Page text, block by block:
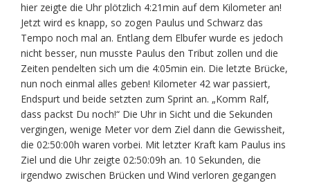
hier zeigte die Uhr plötzlich 4:21min auf dem Kilometer an!
Jetzt wird es knapp, so zogen Paulus und Schwarz das
Tempo noch mal an. Entlang dem Elbufer wurde es jedoch
nicht besser, nun musste Paulus den Tribut zollen und die
Zeiten pendelten sich um die 4:05min ein. Die letzte Brücke,
nun noch einmal alles geben! Kilometer 42 war passiert,
Endspurt und beide setzten zum Sprint an. „Komm Ralf,
dass packst Du noch!“ Die Uhr in Sicht und die Sekunden
vergingen, wenige Meter vor dem Ziel dann die Gewissheit,
die 02:50:00h waren vorbei. Mit letzter Kraft kam Paulus ins
Ziel und die Uhr zeigte 02:50:09h an. 10 Sekunden, die
irgendwo zwischen Brücken und Wind verloren gegangen